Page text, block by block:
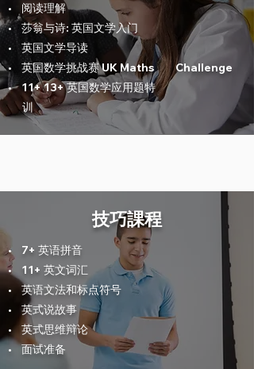
• 阅读理解
• 莎翁与诗: 英国文学入门
• 英国文学导读
• 英国数学挑战赛 UK MathsChallenge
• 11+ 13+ 英国数学应用题特
训
技巧課程
• 7+ 英语拼音
• 11+ 英文词汇
• 英语文法和标点符号
• 英式说故事
• 英式思维辩论
• 面试准备